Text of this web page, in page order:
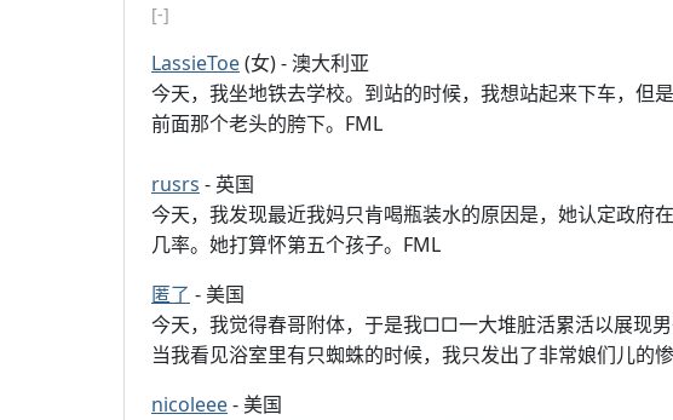
[-]
LassieToe(女) - 澳大利亚
今天，我坐地铁去学校。到站的时候，我想站起来下车，但
前面那个老头的胯下。FML
rusrs - 英国
今天，我发现最近我妈只肯喝瓶装水的原因是，她认定政府
几率。她打算怀第五个孩子。FML
匿了 - 美国
今天，我觉得春哥附体，于是我□□一大堆脏活累活以展现男
当我看见浴室里有只蜘蛛的时候，我只发出了非常娘们儿的
nicoleee- 美国